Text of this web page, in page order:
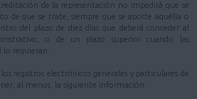
de la representación no impedirá que se
de que se trate, siempre que se aporte aquélla o
del plazo de diez días que deberá conceder al
o de un plazo superior cuando las
lo requieran.
registros electrónicos generales y particulares de
al menos, la siguiente información: